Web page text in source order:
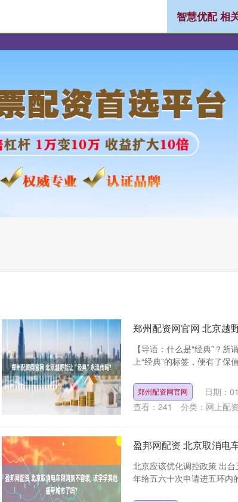
智慧优配 相
郑州配资网官网 北京越
【导语：什么是“经典”？
上“经典”的标签，便有了保
郑州配资网官网 日期：
查看： 241 分类： 网上配
盈邦网配资 北京取消电
北京应该优化调控政策 出
年给五六十次申请进五环内